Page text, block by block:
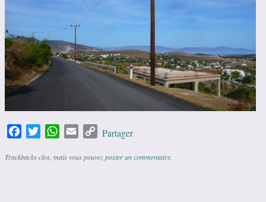
FacebookTwitterWhatsApp
Email Copy
Partager
Trackbacks clos, mais vous pouvezposter un commentaire